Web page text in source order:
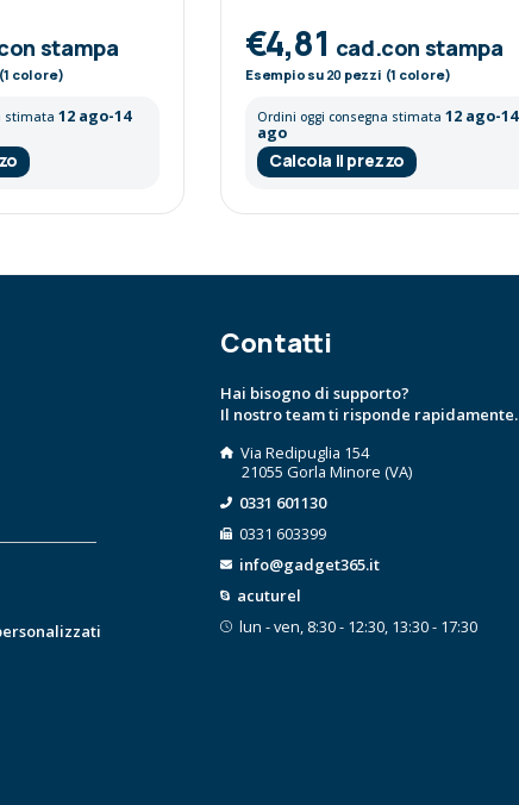
stampa
colore)
stimata 12 ago-14
€4,81 cad.con stampa
Esempio su 20 pezzi (1 colore)
Ordini oggi consegna stimata 12 ago-14
ago
Calcola il prezzo
Contatti
Hai bisogno di supporto?
Il nostro team ti risponde rapidamente.
Via Redipuglia 154
21055 Gorla Minore (VA)
0331 601130
0331 603399
info@gadget365.it
acuturel
lun - ven, 8:30 - 12:30, 13:30 - 17:30